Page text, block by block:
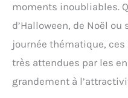
moments inoubliables.
d’Halloween, de Noël
journée thématique,
très attendues par les
grandement à